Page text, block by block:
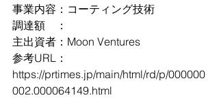
事業内容：コーティング技術
調達額　：
主出資者：Moon Ventures
参考URL：
https://prtimes.jp/main/html/rd/p/000000
002.000064149.html